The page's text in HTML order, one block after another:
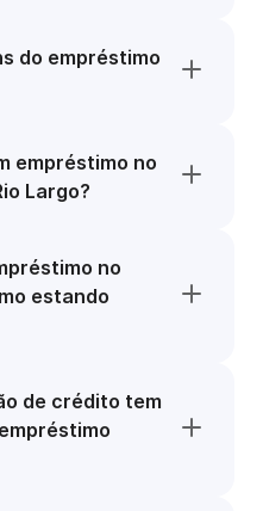
do empréstimo
empréstimo no
Largo?
no
estando
de crédito tem